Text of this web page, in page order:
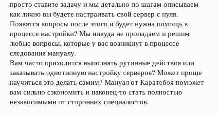
просто ставите задачу и мы детально по шагам описываем
как лично вы будете настраивать свой сервер с нуля.
Появятся вопросы после этого и будет нужна помощь в
процессе настройки? Мы никуда не пропадаем и решим
любые вопросы, которые у вас возникнут в процессе
следования мануалу.
Вам часто приходится выполнять рутинные действия или
заказывать однотипную настройку серверов? Может проще
научиться это делать самим? Мануал от Каратебоя поможет
вам сильно сэкономить и наконец-то стать полностью
независимыми от сторонних специалистов.